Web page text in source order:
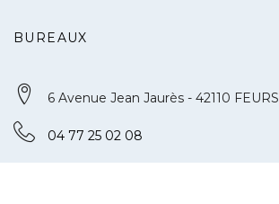
BUREAUX
6 Avenue Jean Jaurès - 42110 FEURS
04 77 25 02 08